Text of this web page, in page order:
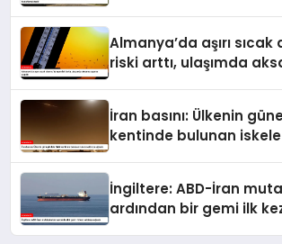
Almanya’da aşırı sıcak
riski arttı, ulaşımda
İran basını: Ülkenin
kentinde bulunan iskele
İngiltere: ABD-İran
ardından bir gemi ilk